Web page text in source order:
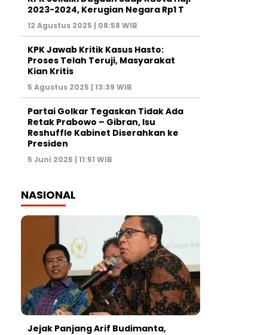
2023-2024, Kerugian Negara Rp1 T
12 Agustus 2025 | 08:58 WIB
KPK Jawab Kritik Kasus Hasto:
Proses Telah Teruji, Masyarakat
Kian Kritis
5 Agustus 2025 | 13:39 WIB
Partai Golkar Tegaskan Tidak Ada
Retak Prabowo – Gibran, Isu
Reshuffle Kabinet Diserahkan ke
Presiden
5 Juni 2025 | 11:51 WIB
NASIONAL
Jejak Panjang Arif Budimanta,